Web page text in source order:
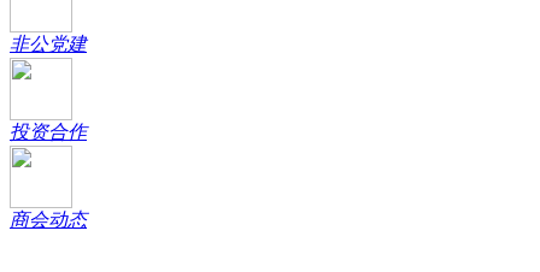
非公党建
投资合作
商会动态